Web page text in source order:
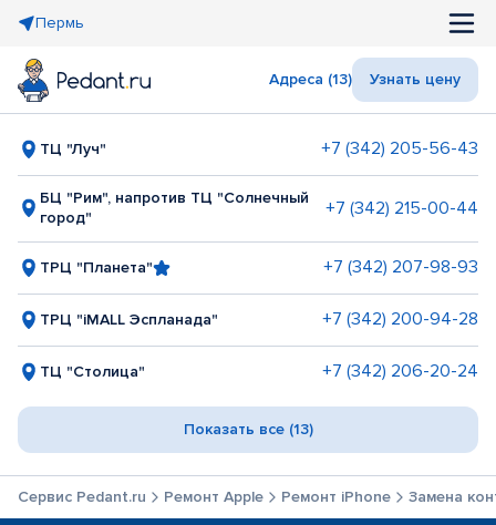
Пермь
Адреса (13) Узнать цену
ТЦ "Луч" +7 (342) 205-56-43
БЦ "Рим", напротив ТЦ "Солнечный
город"
+7 (342) 215-00-44
ТРЦ "Планета" +7 (342) 207-98-93
ТРЦ "iMALL Эспланада" +7 (342) 200-94-28
ТЦ "Столица" +7 (342) 206-20-24
Показать все (13)
Сервис Pedant.ru Ремонт Apple Ремонт iPhone Замена